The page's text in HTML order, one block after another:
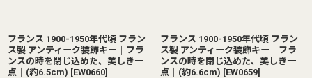
フランス 1900-1950年代頃 フラン
ス製 アンティーク装飾キー｜フラ
ンスの時を閉じ込めた、美しき一
点｜(約6.5cm) [EW0660]
フランス 1900-1950年代頃 フラン
ス製 アンティーク装飾キー｜フラ
ンスの時を閉じ込めた、美しき一
点｜(約6.6cm) [EW0659]